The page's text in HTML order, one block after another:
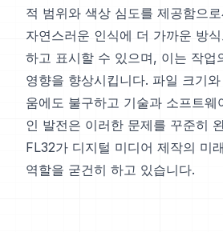
적 범위와 색상 심도를 제공함으
자연스러운 인식에 더 가까운 방
하고 표시할 수 있으며, 이는 작업
영향을 향상시킵니다. 파일 크기
움에도 불구하고 기술과 소프트웨
인 발전은 이러한 문제를 꾸준히
FL32가 디지털 미디어 제작의 미
역할을 굳건히 하고 있습니다.